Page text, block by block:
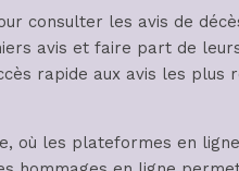
consulter les avis de
avis et faire part de
rapide aux avis les plus
où les plateformes en